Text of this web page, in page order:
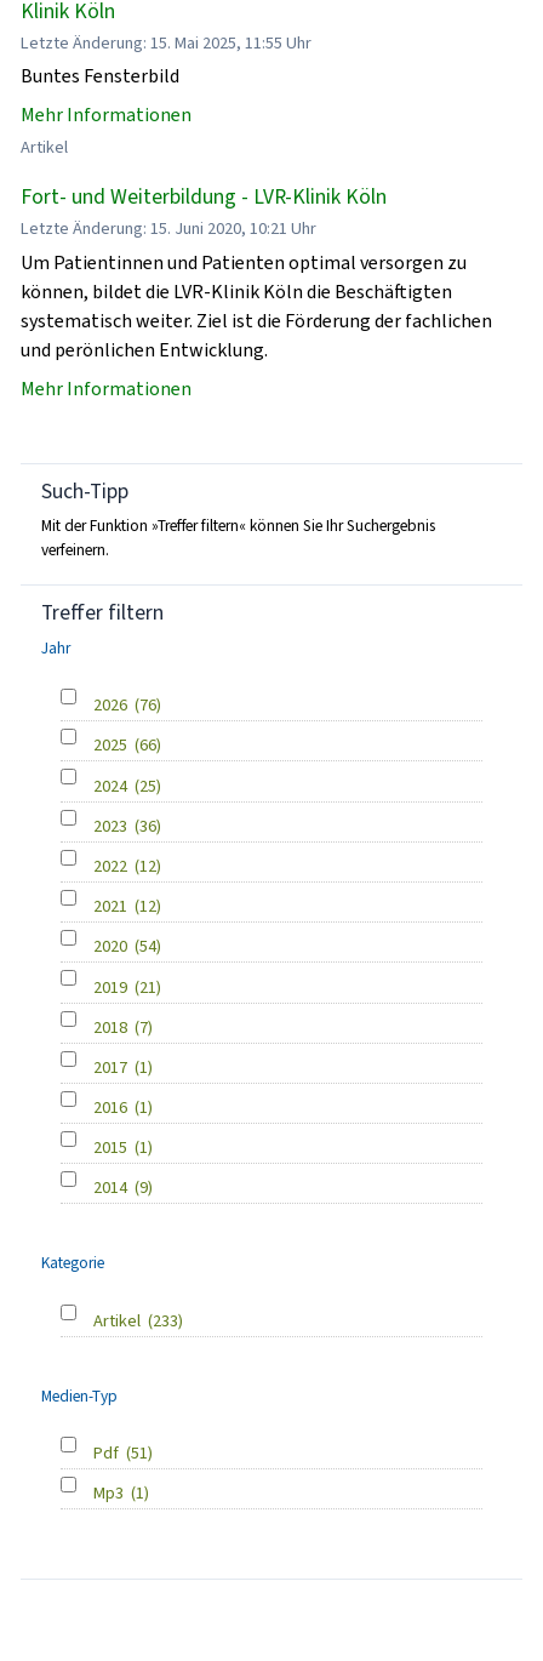
Klinik Köln
Letzte Änderung: 15. Mai 2025, 11:55 Uhr
Buntes Fensterbild
Mehr Informationen
Artikel
Fort- und Weiterbildung - LVR-Klinik Köln
Letzte Änderung: 15. Juni 2020, 10:21 Uhr
Um Patientinnen und Patienten optimal versorgen zu
können, bildet die LVR-Klinik Köln die Beschäftigten
systematisch weiter. Ziel ist die Förderung der fachlichen
und perönlichen Entwicklung.
Mehr Informationen
Such-Tipp
Mit der Funktion »Treffer filtern« können Sie Ihr Suchergebnis
verfeinern.
Treffer filtern
Jahr
2026 (76)
2025 (66)
2024 (25)
2023 (36)
2022 (12)
2021 (12)
2020 (54)
2019 (21)
2018 (7)
2017 (1)
2016 (1)
2015 (1)
2014 (9)
Kategorie
Artikel (233)
Medien-Typ
Pdf (51)
Mp3 (1)